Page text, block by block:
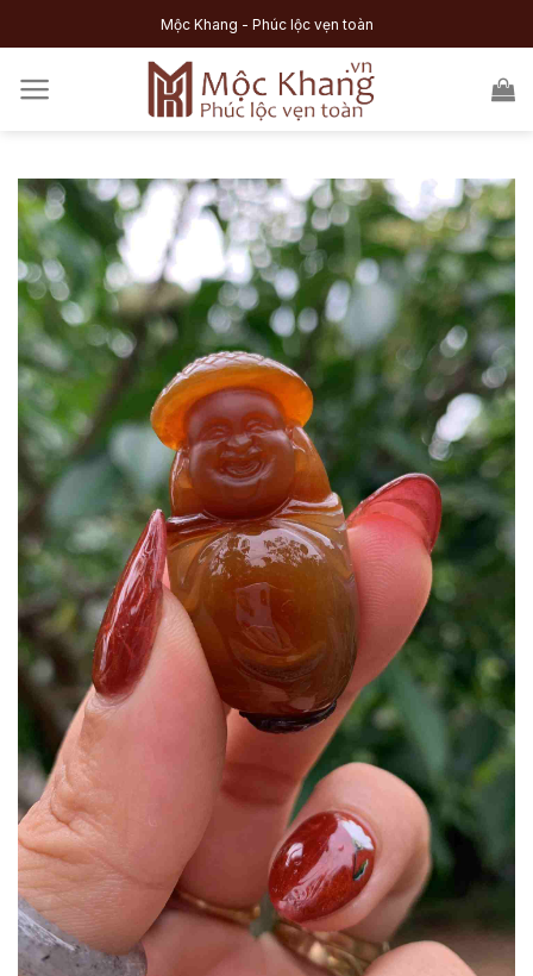
to
Mộc Khang - Phúc lộc vẹn toàn